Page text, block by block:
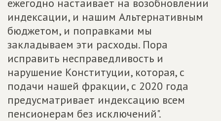
ежегодно настаивает на возобновлении
индексации, и нашим Альтернативным
бюджетом, и поправками мы
закладываем эти расходы. Пора
исправить несправедливость и
нарушение Конституции, которая, с
подачи нашей фракции, с 2020 года
предусматривает индексацию всем
пенсионерам без исключений".